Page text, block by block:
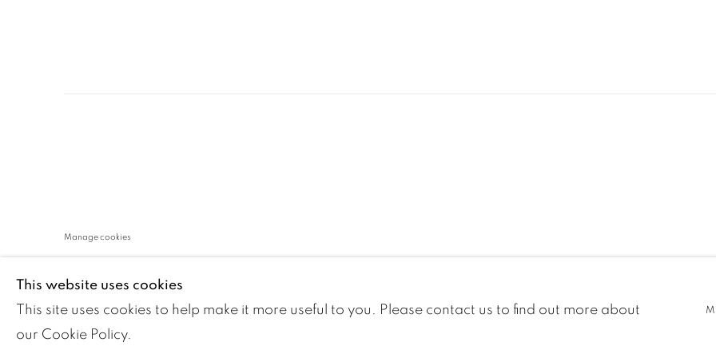
Manage cookies
This website uses cookies
This site uses cookies to help make it more useful to you. Please contact us to find out more about
our Cookie Policy.